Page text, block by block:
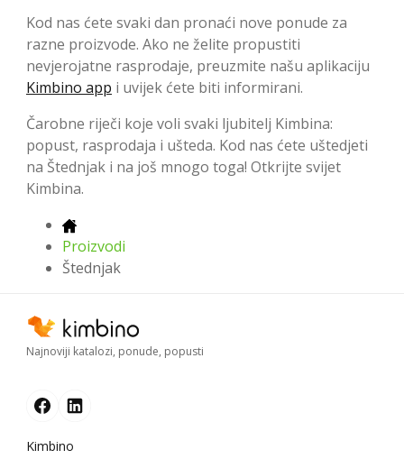
Kod nas ćete svaki dan pronaći nove ponude za
razne proizvode. Ako ne želite propustiti
nevjerojatne rasprodaje, preuzmite našu aplikaciju
Kimbino app i uvijek ćete biti informirani.
Čarobne riječi koje voli svaki ljubitelj Kimbina:
popust, rasprodaja i ušteda. Kod nas ćete uštedjeti
na Štednjak i na još mnogo toga! Otkrijte svijet
Kimbina.
Proizvodi
Štednjak
Najnoviji katalozi, ponude, popusti
Kimbino